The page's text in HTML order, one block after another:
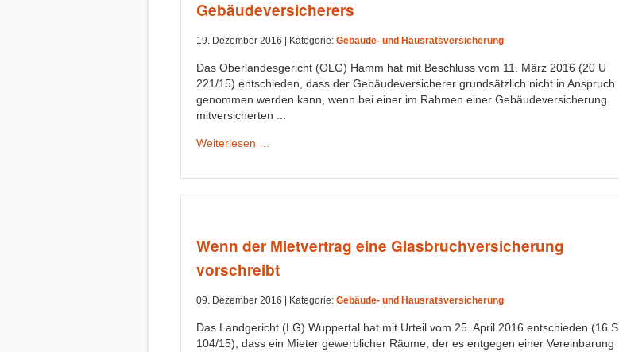
Gebäudeversicherers
19. Dezember 2016 | Kategorie: Gebäude- und Hausratsversicherung
Das Oberlandesgericht (OLG) Hamm hat mit Beschluss vom 11. März 2016 (20 U
221/15) entschieden, dass der Gebäudeversicherer grundsätzlich nicht in Anspruch
genommen werden kann, wenn bei einer im Rahmen einer Gebäudeversicherung
mitversicherten ...
Weiterlesen …
Wenn der Mietvertrag eine Glasbruchversicherung
vorschreibt
09. Dezember 2016 | Kategorie: Gebäude- und Hausratsversicherung
Das Landgericht (LG) Wuppertal hat mit Urteil vom 25. April 2016 entschieden (16 S
104/15), dass ein Mieter gewerblicher Räume, der es entgegen einer Vereinbarung